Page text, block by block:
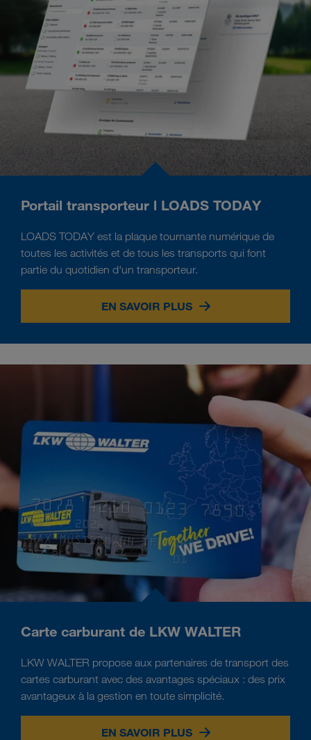
Portail transporteur l LOADS TODAY
LOADS TODAY est la plaque tournante numérique de
toutes les activités et de tous les transports qui font
partie du quotidien d'un transporteur.
EN SAVOIR PLUS
Carte carburant de LKW WALTER
LKW WALTER propose aux partenaires de transport des
cartes carburant avec des avantages spéciaux : des prix
avantageux à la gestion en toute simplicité.
EN SAVOIR PLUS